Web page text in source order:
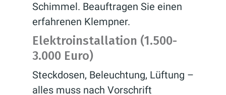
Schimmel. Beauftragen Sie einen
erfahrenen Klempner.
Elektroinstallation (1.500-
3.000 Euro)
Steckdosen, Beleuchtung, Lüftung –
alles muss nach Vorschrift